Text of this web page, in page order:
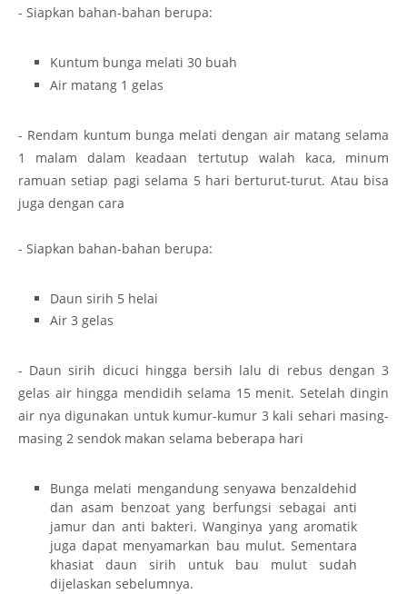
- Siapkan bahan-bahan berupa:
Kuntum bunga melati 30 buah
Air matang 1 gelas
- Rendam kuntum bunga melati dengan air matang selama
1 malam dalam keadaan tertutup walah kaca, minum
ramuan setiap pagi selama 5 hari berturut-turut. Atau bisa
juga dengan cara
- Siapkan bahan-bahan berupa:
Daun sirih 5 helai
Air 3 gelas
- Daun sirih dicuci hingga bersih lalu di rebus dengan 3
gelas air hingga mendidih selama 15 menit. Setelah dingin
air nya digunakan untuk kumur-kumur 3 kali sehari masing-
masing 2 sendok makan selama beberapa hari
Bunga melati mengandung senyawa benzaldehid
dan asam benzoat yang berfungsi sebagai anti
jamur dan anti bakteri. Wanginya yang aromatik
juga dapat menyamarkan bau mulut. Sementara
khasiat daun sirih untuk bau mulut sudah
dijelaskan sebelumnya.